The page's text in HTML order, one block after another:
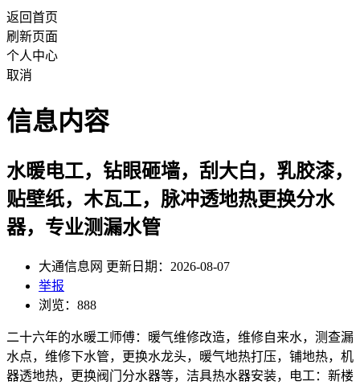
返回首页
刷新页面
个人中心
取消
信息内容
水暖电工，钻眼砸墙，刮大白，乳胶漆，
贴壁纸，木瓦工，脉冲透地热更换分水
器，专业测漏水管
大通信息网 更新日期：2026-08-07
举报
浏览：888
二十六年的水暖工师傅：暖气维修改造，维修自来水，测查漏
水点，维修下水管，更换水龙头，暖气地热打压，铺地热，机
器透地热，更换阀门分水器等，洁具热水器安装，电工：新楼